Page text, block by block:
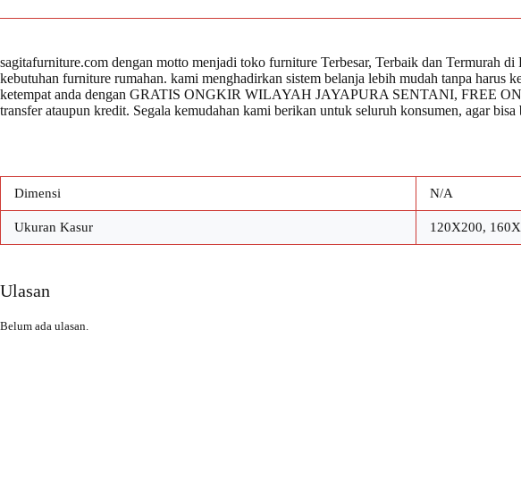
sagitafurniture.com dengan motto menjadi toko furniture Terbesar, Terbaik dan Termurah
kebutuhan furniture rumahan. kami menghadirkan sistem belanja lebih mudah tanpa
ketempat anda dengan GRATIS ONGKIR WILAYAH JAYAPURA SENTANI, FREE
transfer ataupun kredit. Segala kemudahan kami berikan untuk seluruh konsumen, agar
Dimensi N/A
Ukuran Kasur 120X200,
Ulasan
Belum ada ulasan.